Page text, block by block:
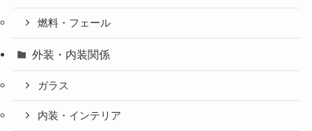
燃料・フェール
外装・内装関係
ガラス
内装・インテリア